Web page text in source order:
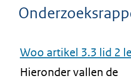
Woo artikel 3.3 lid 2
Hieronder vallen de